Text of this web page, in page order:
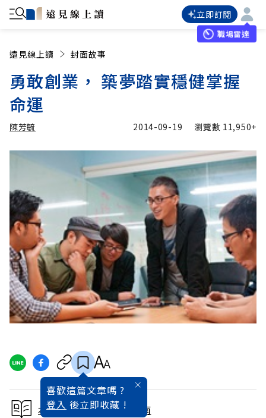
立即訂閱
職場雷達
遠見線上讀 封面故事
勇敢創業， 築夢踏實穩健掌握
命運
陳芳毓
加入追蹤
2014-09-19 瀏覽數 11,950+
喜歡這篇文章嗎 ?
登入 後立即收藏 !
本文出自2015研究所指南